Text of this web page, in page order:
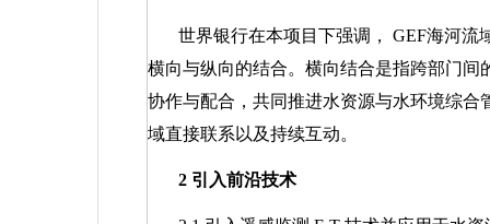
世界银行在本项目下强调， GEF海河流
横向与纵向的结合。横向结合是指跨部门
协作与配合，共同推进水资源与水环境综
域直接联系以及持续互动。
2 引入前沿技术